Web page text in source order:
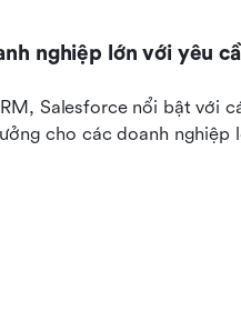
nghiệp lớn với yêu
Salesforce nổi bật với
cho các doanh nghiệp